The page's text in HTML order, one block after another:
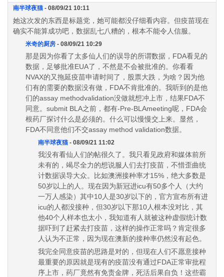
南半球夜猫 - 08/09/21 10:11
她这次发的东西是标题党，她可能都没仔细看内容。但疫苗现在
确实不能算成功吧，数据乱七八糟的，根本不能令人信服。
米奇的厨房 - 08/09/21 10:29
那是因为你看了太多仙人们的误导的所谓数据，FDA看见的
数据，足够批准EUA了，不然是不会被批准的。你看看
NVAX的又拖延疫苗申请时间了，股票大跌，为啥？因为他
们有的需要的数据没有做，FDA不肯批准的。我听到的是他
们的assay methodvalidation没做就想冲上市，结果FDA不
同意。submit BLA之前，都有-Pre-BLAmeeting呢，FDA会
根药厂探讨什么是必须的。什么可以慢慢交上来。显然，
FDA不同意他们不交assay method validation数据。
南半球夜猫 - 08/09/21 11:02
我没有看仙人们的帖很久了。我只看见政府和媒体前所
未有的，竭尽全力的想说服人们去打疫苗，不惜歪曲统
计数据误导大众。比如澳洲接种率才15%，绝大多数是
50岁以上的人。现在因为新冠进icu有50多个人（大约
一万人感染）其中10人是30岁以下的，官方宣布所有进
icu的人都没接种，但30岁以下那10人根本没对比，其
他40个人样本也太小，我知道有人就被这种虚假统计数
据吓到了赶紧去打疫苗，这样的操作正常吗？肯定很多
人认为不正常，因为现在澳新的接种率仍然没有起色。
我完全同意疫苗的思路是对的，但现在人们不愿意接种
最重要的原因就是现有的疫苗没有通过FDA正常审批程
序上市，药厂竟然有免责金牌，死活后果自负！这些霸